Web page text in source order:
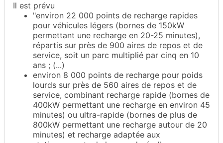
Il est prévu
"environ 22 000 points de recharge rapides
pour véhicules légers (bornes de 150kW
permettant une recharge en 20-25 minutes),
répartis sur près de 900 aires de repos et de
service, soit un parc multiplié par cinq en 10
ans ; (...)
environ 8 000 points de recharge pour poids
lourds sur près de 560 aires de repos et de
service, combinant recharge rapide (bornes de
400kW permettant une recharge en environ 45
minutes) ou ultra-rapide (bornes de plus de
800kW permettant une recharge autour de 20
minutes) et recharge adaptée aux